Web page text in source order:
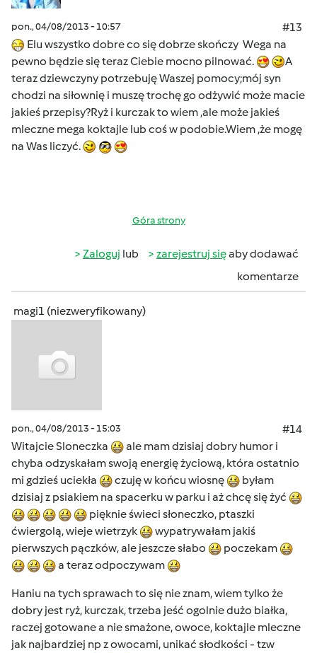
pon., 04/08/2013 - 10:57
#13
Elu wszystko dobre co się dobrze skończy Wega na
pewno będzie się teraz Ciebie mocno pilnować.
A
teraz dziewczyny potrzebuję Waszej pomocy;mój syn
chodzi na siłownię i muszę trochę go odżywić może macie
jakieś przepisy?Ryż i kurczak to wiem ,ale może jakieś
mleczne mega koktajle lub coś w podobie.Wiem ,że mogę
na Was liczyć.
Góra strony
Zaloguj lub zarejestruj sięaby dodawać
komentarze
magi1 (niezweryfikowany)
pon., 04/08/2013 - 15:03
#14
Witajcie Sloneczka
ale mam dzisiaj dobry humor i
chyba odzyskałam swoją energię życiową, która ostatnio
mi gdzieś uciekła
czuję w końcu wiosnę
byłam
dzisiaj z psiakiem na spacerku w parku i aż chcę się żyć
pięknie świeci słoneczko, ptaszki
ćwiergolą, wieje wietrzyk
wypatrywałam jakiś
pierwszych pączków, ale jeszcze słabo
poczekam
a teraz odpoczywam
Haniu na tych sprawach to się nie znam, wiem tylko że
dobry jest ryż, kurczak, trzeba jeść ogolnie dużo białka,
raczej gotowane a nie smażone, owoce, koktajle mleczne
jak najbardziej np z owocami, unikać słodkości - tzw